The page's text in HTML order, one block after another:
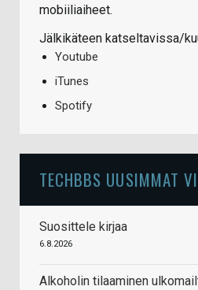
mobiiliaiheet.
Jälkikäteen katseltavissa/
Youtube
iTunes
Spotify
TECHBBS UUSIMMAT
Suosittele kirjaa
6.8.2026
Alkoholin tilaaminen